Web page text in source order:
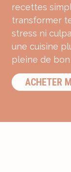
recettes
transformer
stress ni
une cuisine
pleine de bon
ACHETER